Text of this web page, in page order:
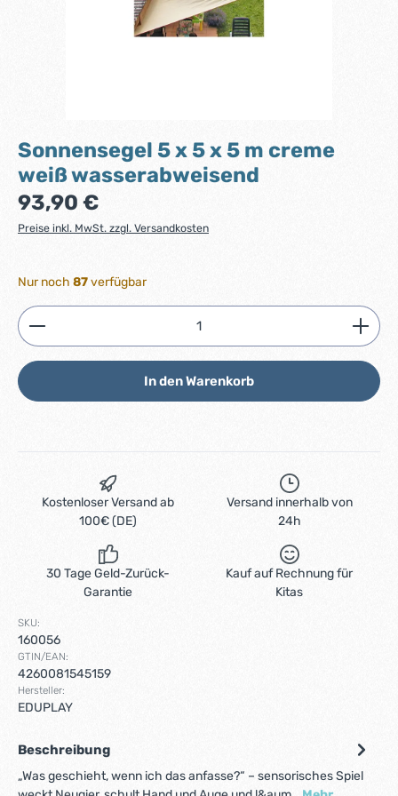
Sonnensegel 5 x 5 x 5 m creme
weiß wasserabweisend
Regulärer Preis:
93,90 €
Preise inkl. MwSt. zzgl. Versandkosten
Nur noch 87verfügbar
Produkt Anzahl: Gib den gewünschten Wert ein
In den Warenkorb
Kostenloser Versand ab
100€ (DE)
Versand innerhalb von
24h
30 Tage Geld-Zurück-
Garantie
Kauf auf Rechnung für
Kitas
SKU:
160056
GTIN/EAN:
4260081545159
Hersteller:
EDUPLAY
Beschreibung
„Was geschieht, wenn ich das anfasse?“ – sensorisches Spiel